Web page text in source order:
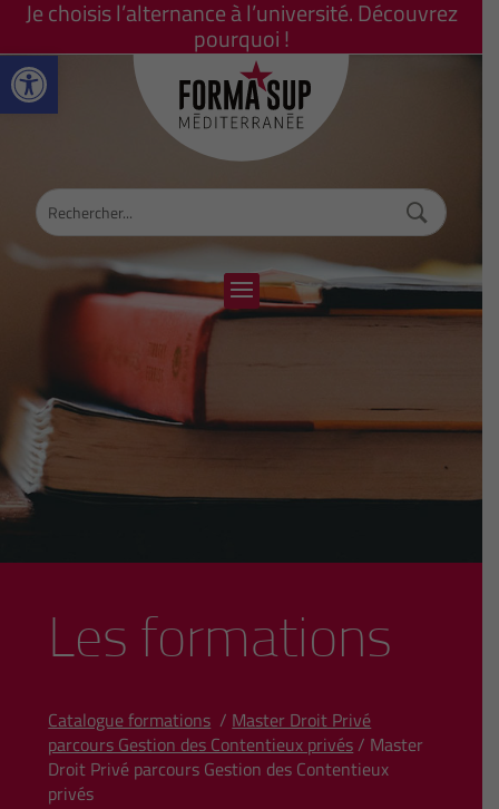
Ouvrir la barre d’outils
Je choisis l’alternance à l’université. Découvrez
pourquoi !
Les formations
Catalogue formations / Master Droit Privé
parcours Gestion des Contentieux privés/ Master
Droit Privé parcours Gestion des Contentieux
privés